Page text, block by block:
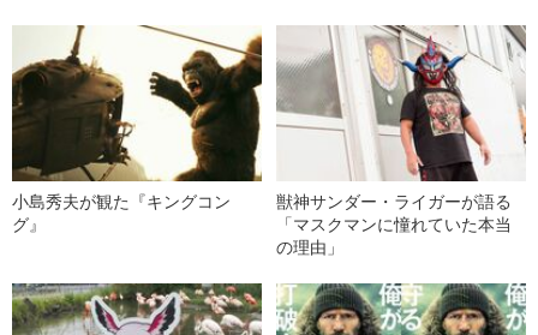
小島秀夫が観た『キングコン
グ』
獣神サンダー・ライガーが語る
「マスクマンに憧れていた本当
の理由」